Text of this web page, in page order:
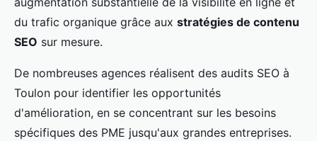
du trafic organique grâce aux stratégies de contenu
SEO sur mesure.
De nombreuses agences réalisent des audits SEO à
Toulon pour identifier les opportunités
d'amélioration, en se concentrant sur les besoins
spécifiques des PME jusqu'aux grandes entreprises.